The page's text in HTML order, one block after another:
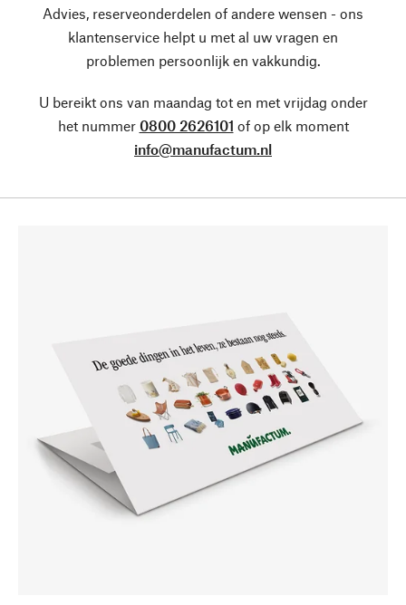
Advies, reserveonderdelen of andere wensen - ons
klantenservice helpt u met al uw vragen en
problemen persoonlijk en vakkundig.
U bereikt ons van maandag tot en met vrijdag onder
het nummer 0800 2626101 of op elk moment
info@manufactum.nl